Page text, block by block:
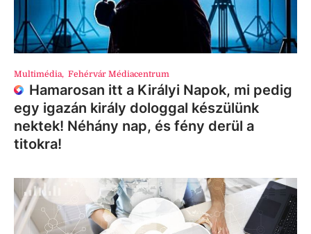
Multimédia, Fehérvár Médiacentrum
Hamarosan itt a Királyi Napok, mi pedig
egy igazán király dologgal készülünk
nektek! Néhány nap, és fény derül a
titokra!